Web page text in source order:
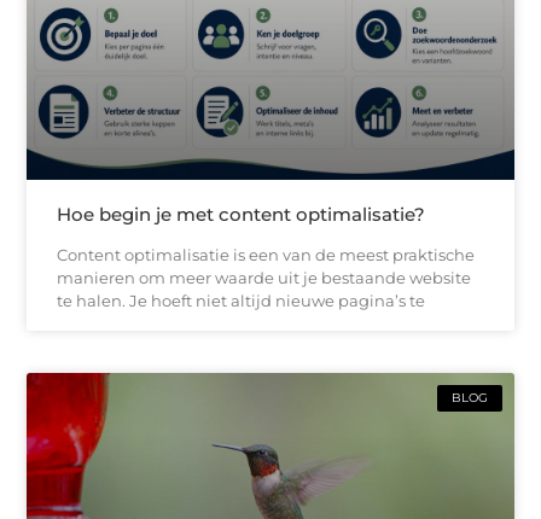
Hoe begin je met content optimalisatie?
Content optimalisatie is een van de meest praktische
manieren om meer waarde uit je bestaande website
te halen. Je hoeft niet altijd nieuwe pagina’s te
BLOG